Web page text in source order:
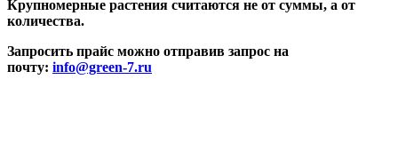
Крупномерные растения считаются не от суммы, а от
количества.
Запросить прайс можно отправив запрос на
почту: info@green-7.ru